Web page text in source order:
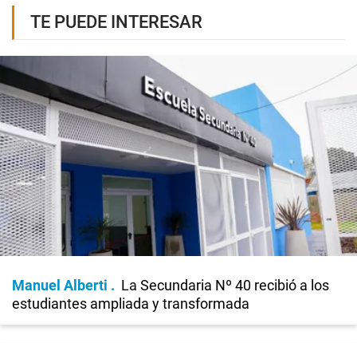
TE PUEDE INTERESAR
Manuel Alberti
La Secundaria Nº 40 recibió a los
estudiantes ampliada y transformada